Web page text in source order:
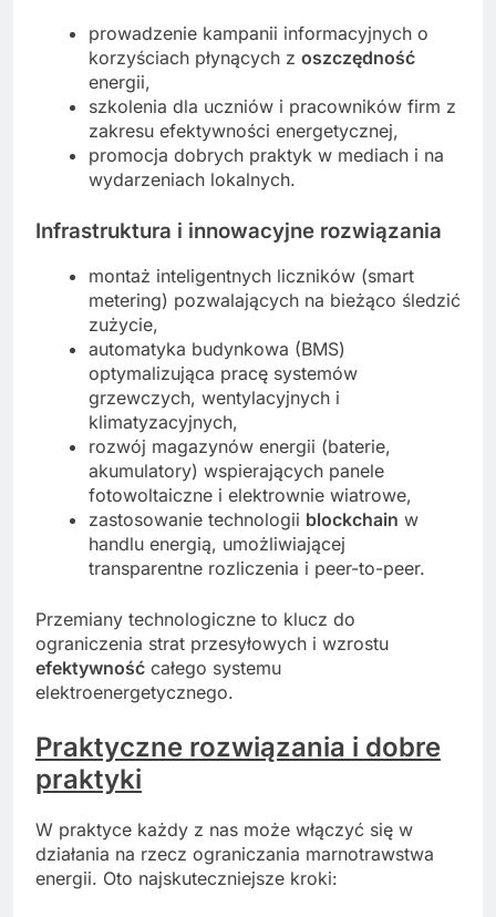
prowadzenie kampanii informacyjnych o
korzyściach płynących z oszczędność
energii,
szkolenia dla uczniów i pracowników firm z
zakresu efektywności energetycznej,
promocja dobrych praktyk w mediach i na
wydarzeniach lokalnych.
Infrastruktura i innowacyjne rozwiązania
montaż inteligentnych liczników (smart
metering) pozwalających na bieżąco śledzić
zużycie,
automatyka budynkowa (BMS)
optymalizująca pracę systemów
grzewczych, wentylacyjnych i
klimatyzacyjnych,
rozwój magazynów energii (baterie,
akumulatory) wspierających panele
fotowoltaiczne i elektrownie wiatrowe,
zastosowanie technologii blockchain w
handlu energią, umożliwiającej
transparentne rozliczenia i peer-to-peer.
Przemiany technologiczne to klucz do
ograniczenia strat przesyłowych i wzrostu
efektywność całego systemu
elektroenergetycznego.
Praktyczne rozwiązania i dobre
praktyki
W praktyce każdy z nas może włączyć się w
działania na rzecz ograniczania marnotrawstwa
energii. Oto najskuteczniejsze kroki: